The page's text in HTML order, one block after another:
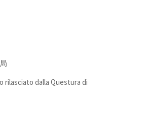
rilasciato dalla Questura di